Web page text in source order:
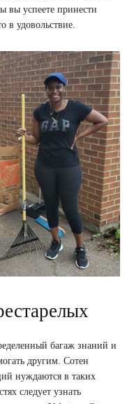
вы успеете принести
в удовольствие.
багаж знаний и
другим. Сотен
нуждаются в таких
следует узнать